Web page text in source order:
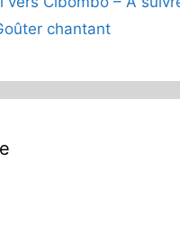
chantant